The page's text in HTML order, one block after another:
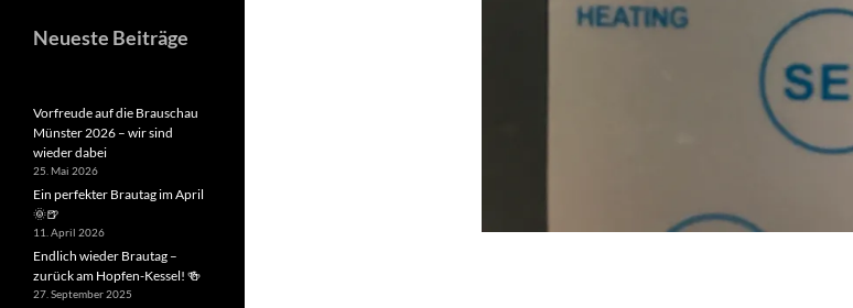
Neueste Beiträge
Vorfreude auf die Brauschau
Münster 2026 – wir sind
wieder dabei
25. Mai 2026
Ein perfekter Brautag im April
🌞🍺
11. April 2026
Endlich wieder Brautag –
zurück am Hopfen-Kessel! 🍻
27. September 2025